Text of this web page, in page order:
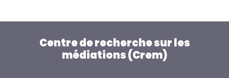
Centre de recherche sur les
médiations (Crem)